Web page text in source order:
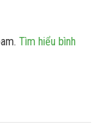
Tìm hiểu bình